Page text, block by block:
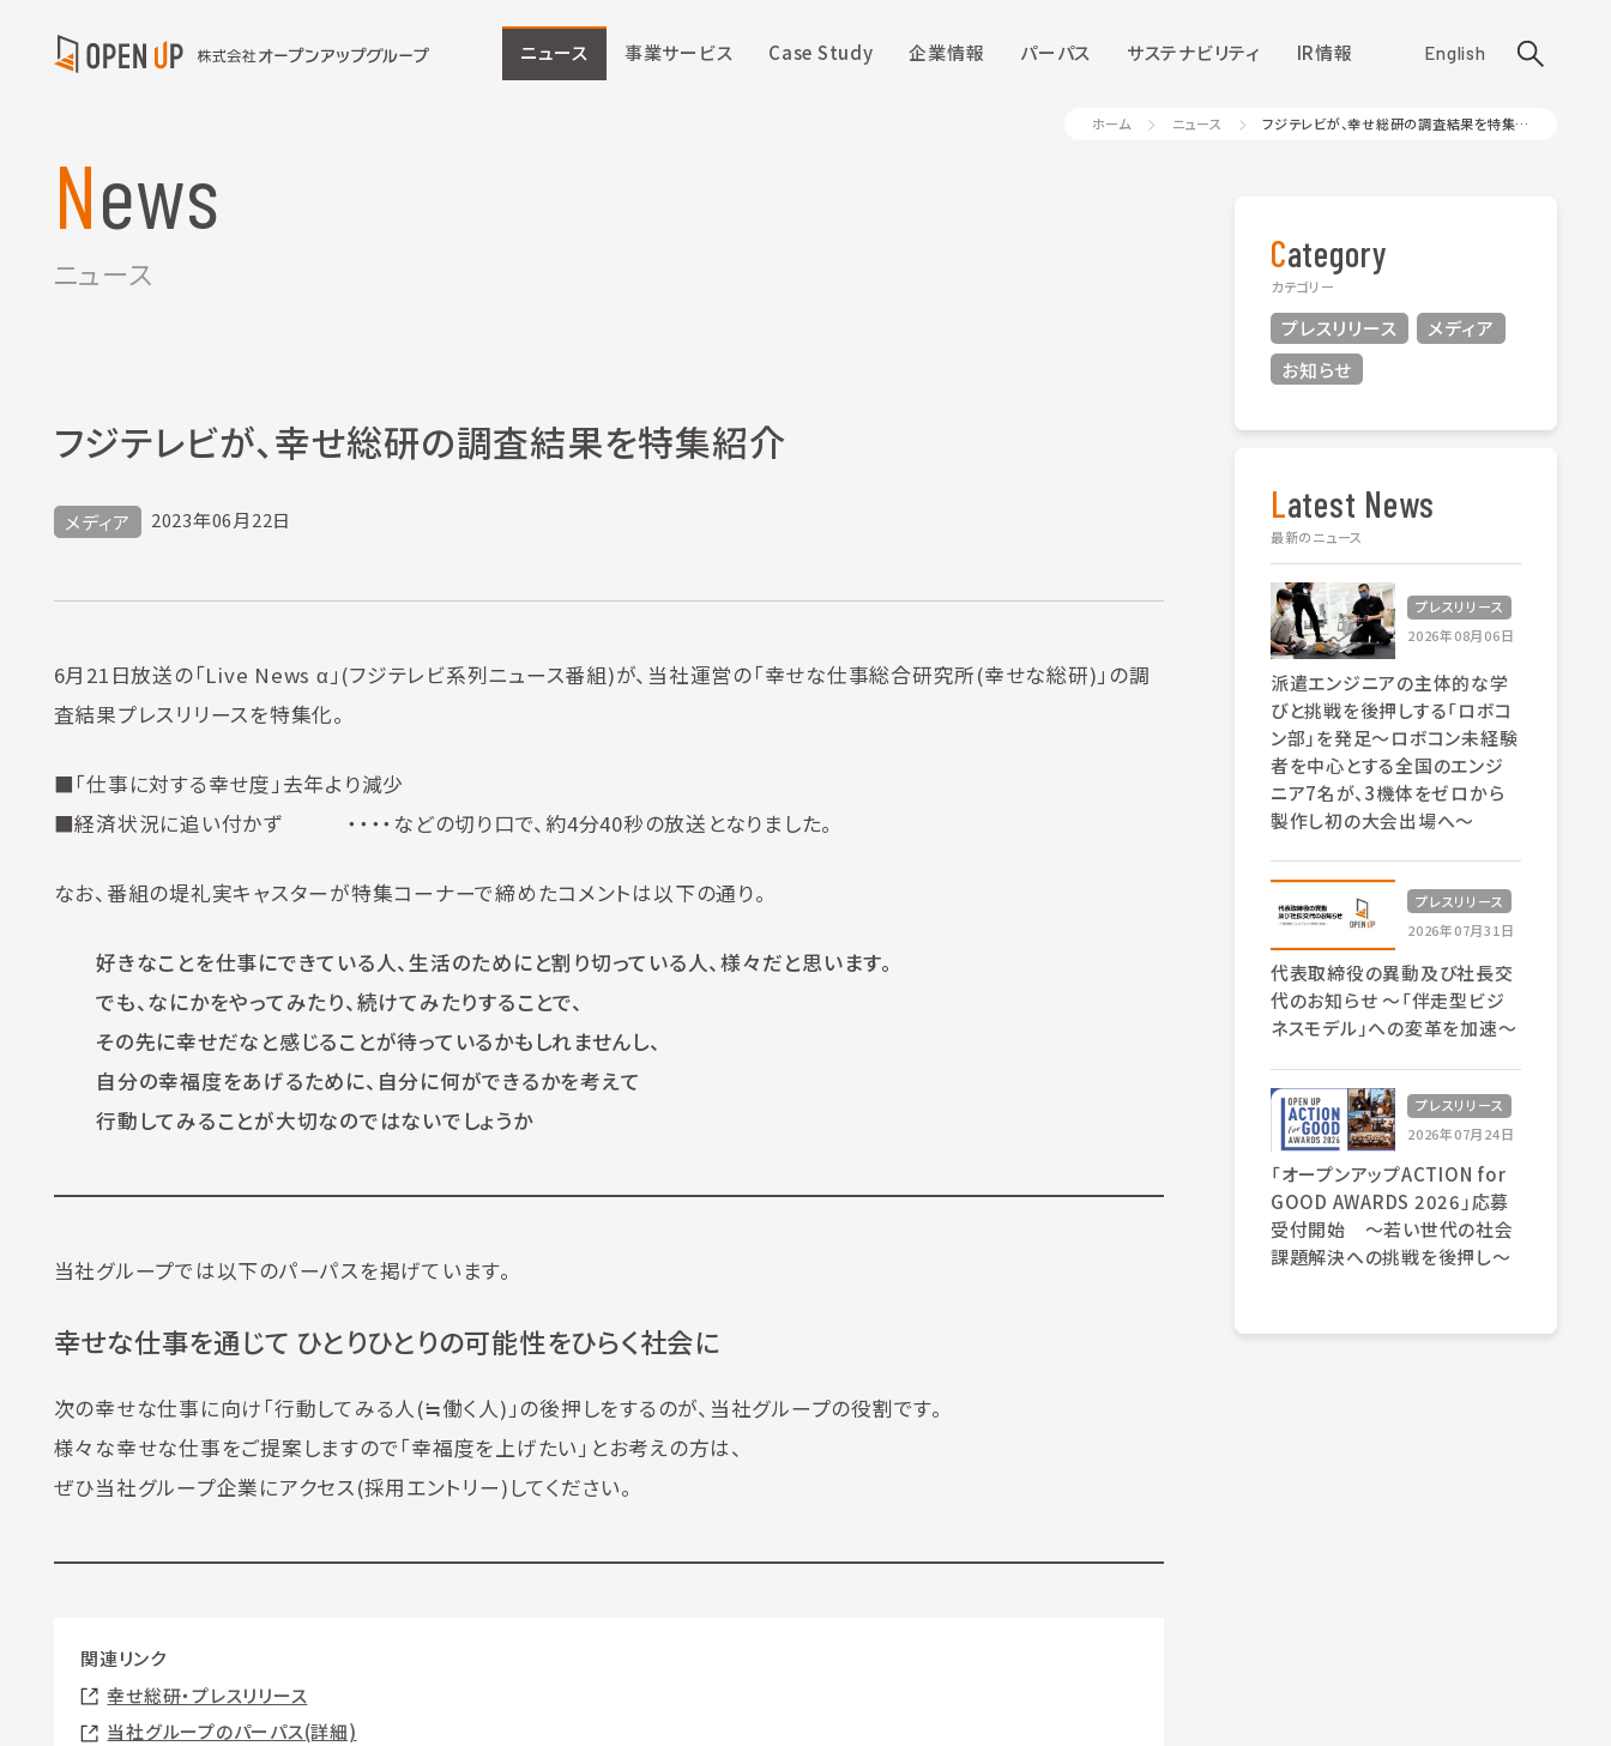
ニュース 事業サービス Case Study 企業情報 パーパス サステナビリティ IR情報 English
ホーム ニュース フジテレビが、幸せ総研の調査結果を特集紹介
News
ニュース
フジテレビが、幸せ総研の調査結果を特集紹介
メディア 2023年06月22日
6月21日放送の「Live News α」(フジテレビ系列ニュース番組)が、当社運営の「幸せな仕事総合研究所(幸せな総研)」の調
査結果プレスリリースを特集化。
■「仕事に対する幸せ度」去年より減少
■経済状況に追い付かず ・・・・などの切り口で、約4分40秒の放送となりました。
なお、番組の堤礼実キャスターが特集コーナーで締めたコメントは以下の通り。
好きなことを仕事にできている人、生活のためにと割り切っている人、様々だと思います。
でも、なにかをやってみたり、続けてみたりすることで、
その先に幸せだなと感じることが待っているかもしれませんし、
自分の幸福度をあげるために、自分に何ができるかを考えて
行動してみることが大切なのではないでしょうか
当社グループでは以下のパーパスを掲げています。
幸せな仕事を通じて ひとりひとりの可能性をひらく社会に
次の幸せな仕事に向け「行動してみる人(≒働く人)」の後押しをするのが、当社グループの役割です。
様々な幸せな仕事をご提案しますので「幸福度を上げたい」とお考えの方は、
ぜひ当社グループ企業にアクセス(採用エントリー)してください。
関連リンク
幸せ総研・プレスリリース
当社グループのパーパス(詳細)
Category
カテゴリー
プレスリリース
メディア
お知らせ
Latest News
最新のニュース
プレスリリース
2026年08月06日
派遣エンジニアの主体的な学
びと挑戦を後押しする「ロボコ
ン部」を発足～ロボコン未経験
者を中心とする全国のエンジ
ニア7名が、3機体をゼロから
製作し初の大会出場へ～
プレスリリース
2026年07月31日
代表取締役の異動及び社長交
代のお知らせ 〜「伴走型ビジ
ネスモデル」への変革を加速〜
プレスリリース
2026年07月24日
「オープンアップACTION for
GOOD AWARDS 2026」応募
受付開始 〜若い世代の社会
課題解決への挑戦を後押し〜